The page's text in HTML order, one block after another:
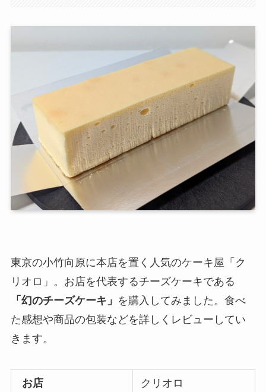
東京の小竹向原に本店を置く人気のケーキ屋「ク
リオロ」。お店を代表するチーズケーキである
「幻のチーズケーキ」 を購入してみました。食べ
た感想や商品の包装などを詳しくレビューしてい
きます。
お店 クリオロ